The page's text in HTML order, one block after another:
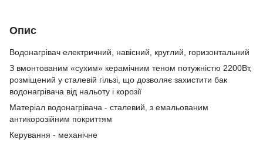
Опис
Водонагрівач електричний, навісний, круглий, горизонтальний
З вмонтованим «сухим» керамічним теном потужністю 2200Вт,
розміщений у сталевій гільзі, що дозволяє захистити бак
водонагрівача від нальоту і корозії
Матеріал водонагрівача - сталевий, з емальованим
антикорозійним покриттям
Керування - механічне